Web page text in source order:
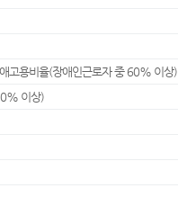
고용비율(장애인근로자 중 60% 이상)
이상)